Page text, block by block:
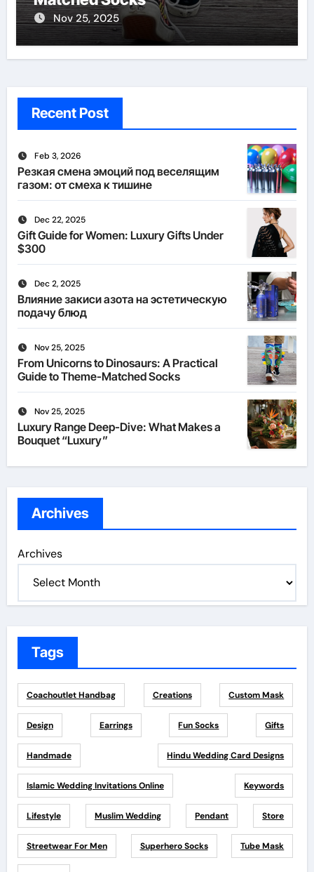
Nov 25, 2025
Recent Post
Feb 3, 2026
Резкая смена эмоций под веселящим
газом: от смеха к тишине
Dec 22, 2025
Gift Guide for Women: Luxury Gifts Under
$300
Dec 2, 2025
Влияние закиси азота на эстетическую
подачу блюд
Nov 25, 2025
From Unicorns to Dinosaurs: A Practical
Guide to Theme-Matched Socks
Nov 25, 2025
Luxury Range Deep-Dive: What Makes a
Bouquet “Luxury”
Archives
Archives
Tags
Coachoutlet Handbag Creations Custom Mask
Design Earrings Fun Socks Gifts
Handmade Hindu Wedding Card Designs
Islamic Wedding Invitations Online Keywords
Lifestyle Muslim Wedding Pendant Store
Streetwear For Men Superhero Socks Tube Mask